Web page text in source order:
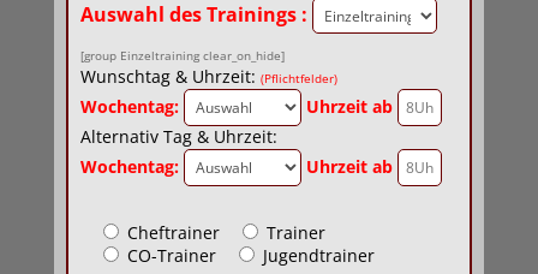
Auswahl des Trainings :
[group Einzeltraining clear_on_hide]
Wunschtag & Uhrzeit: (Pflichtfelder)
Wochentag:
Uhrzeit ab
Alternativ Tag & Uhrzeit:
Wochentag:
Uhrzeit ab
Cheftrainer
Trainer
CO-Trainer
Jugendtrainer